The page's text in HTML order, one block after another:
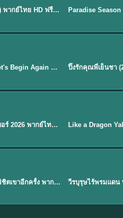
EP.9ดูซีรี่ย์ Detective Hole (2026) พากย์ไทย HD ฟรี อัปเดตล่าสุด Netflix
รักได้หรือ (2026) YOUNG Let's Begin Again พากย์ไทย EP.1-19 ★8
EP.6ซีรี่ย์ญี่ปุ่น Viral Hit นักสู้ทูปเบอร์ 2026 พากย์ไทย EP.1-6 ★7
EP.1รักแรกที่ลาจากของวายร้าย พิชิตเขาอีกครั้ง พากย์ไทย